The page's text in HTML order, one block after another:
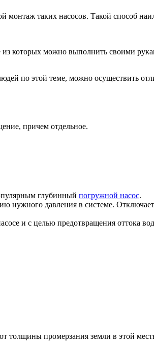
монтаж таких насосов. Такой способ
которых можно выполнить своими
по этой теме, можно осуществить
причем отдельное.
глубинный погружной насос.
нужного давления в системе.
и с целью предотвращения оттока
толщины промерзания земли в этой